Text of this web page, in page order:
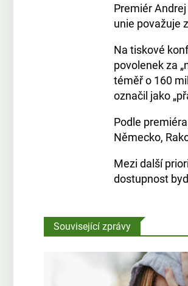
Premiér
unie považuje
Na tiskové
povolenek za
téměř o 160
označil jako
Podle
Německo,
Mezi další
dostupnost
Související zprávy